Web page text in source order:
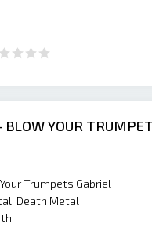
YOUR
Trumpets Gabriel
Death Metal